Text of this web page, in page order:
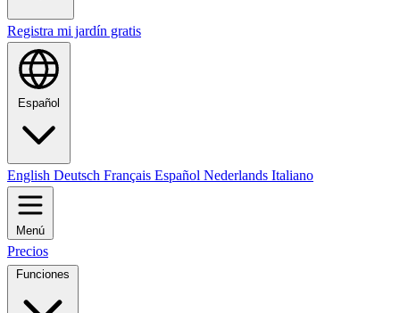
Registra mi jardín gratis
Español
English Deutsch Français Español Nederlands Italiano
Menú
Precios
Funciones